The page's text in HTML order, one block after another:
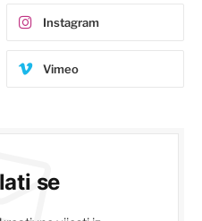
Instagram
Vimeo
se